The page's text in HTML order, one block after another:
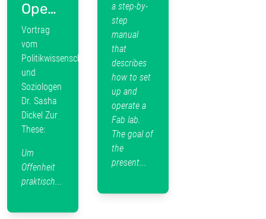
Open.pdf
Vortrag
vom
Politikwissenschaftler
und
Soziologen
Dr. Sasha
Dickel Zur
These:
Um
Offenheit
praktisch...
a step-by-
step
manual
that
describes
how to set
up and
operate a
Fab lab.
The goal of
the
present...